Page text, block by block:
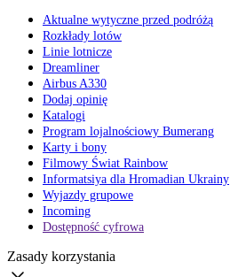
Aktualne wytyczne przed podróżą
Rozkłady lotów
Linie lotnicze
Dreamliner
Airbus A330
Dodaj opinię
Katalogi
Program lojalnościowy Bumerang
Karty i bony
Filmowy Świat Rainbow
Informatsiya dla Hromadian Ukrainy
Wyjazdy grupowe
Incoming
Dostępność cyfrowa
Zasady korzystania